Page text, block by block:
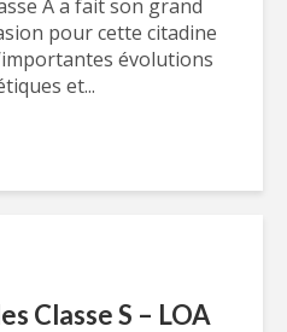
A a fait son grand
pour cette citadine
évolutions
et...
Classe S – LOA